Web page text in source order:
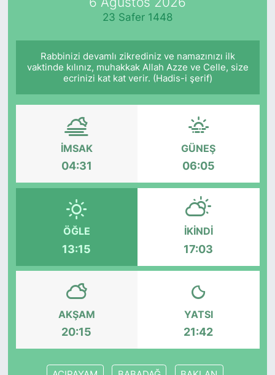
23 Safer 1448
Rabbinizi devamlı zikrediniz ve namazınızı ilk
vaktinde kılınız, muhakkak Allah Azze ve Celle, size
ecrinizi kat kat verir. (Hadis-i şerif)
İMSAK
04:31
GÜNEŞ
06:05
ÖĞLE
13:15
İKINDI
17:03
AKŞAM
20:15
YATSI
21:42